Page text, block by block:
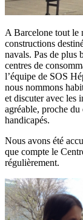
A Barcelone tout le
constructions
navals. Pas de plus
centres de
l’équipe de SOS
nous nommons
et discuter avec les
agréable, proche du
handicapés.
Nous avons été
que compte le
régulièrement.